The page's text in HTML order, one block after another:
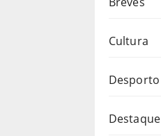
Cultura
Desporto
Destaque